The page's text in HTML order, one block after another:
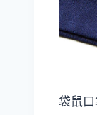
袋鼠